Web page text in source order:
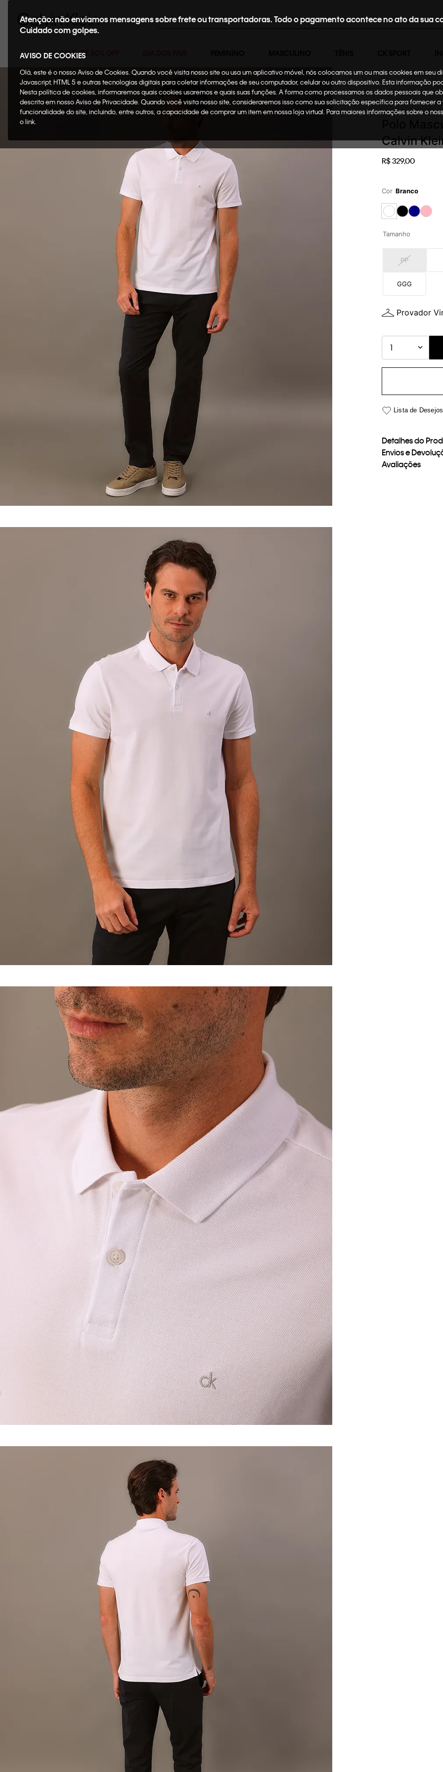
Buscar
SALE ATÉ 50% OFF
Atenção: não enviamos mensagens sobre frete ou transportadoras. Todo o pagamento acontece no ato da sua
Cuidado com golpes.
AVISO DE COOKIES
Olá, este é o nosso Aviso de Cookies. Quando você visita nosso site ou usa um aplicativo móvel, nós colocamos um ou mais cookies em seu
Javascript, HTML 5 e outras tecnologias digitais para coletar informações de seu computador, celular ou outro dispositivo. Esta informação
Nesta política de cookies, informaremos quais cookies usaremos e quais suas funções. A forma como processamos os dados pessoais que
descrita em nosso Aviso de Privacidade. Quando você visita nosso site, consideraremos isso como sua solicitação específica para fornecer
funcionalidade do site, incluindo, entre outros, a capacidade de comprar um item em nossa loja virtual. Para maiores informações sobre o
o link.
Masculino Roupas
Calvin
R$329,00
Cor Branco
Tamanho
PP
GGG
Provador
1
Detalhes do
Envios e
Avaliações